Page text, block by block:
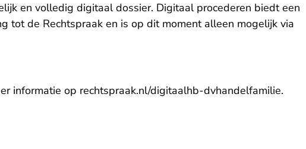
en volledig digitaal dossier. Digitaal procederen biedt een
tot de Rechtspraak en is op dit moment alleen mogelijk via
informatie op rechtspraak.nl/digitaalhb-dvhandelfamilie.